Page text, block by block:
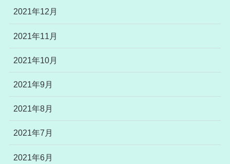
2021年12月
2021年11月
2021年10月
2021年9月
2021年8月
2021年7月
2021年6月